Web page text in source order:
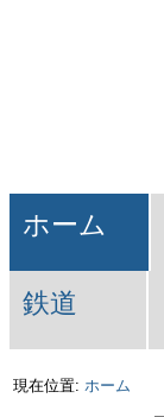
ツ
飛
ぶ
|
ル
ツ
ー
ル
細
索
セ
ク
シ
ョ
ホーム
鉄道
現在位置: ホーム